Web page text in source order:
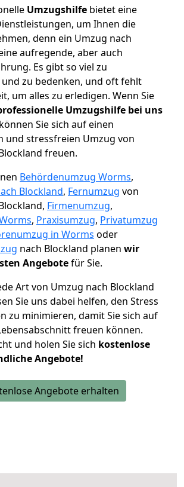
Umzugshilfe bietet eine
um Ihnen die
denn ein Umzug nach
aufregende, aber auch
Es gibt so viel zu
und zu bedenken, und oft fehlt
um alles zu erledigen. Wenn Sie
Umzugshilfe bei uns
Sie sich auf einen
und stressfreien Umzug von
freuen.
Behördenumzug Worms,
Blockland, Fernumzug von
Firmenumzug,
, Praxisumzug, Privatumzug
in Worms oder
nach Blockland planen wir
Angebotefür Sie.
Art von Umzug nach Blockland
Sie uns dabei helfen, den Stress
zu minimieren, damit Sie sich auf
freuen können.
und holen Sie sich kostenlose
Angebote!
Angebote erhalten